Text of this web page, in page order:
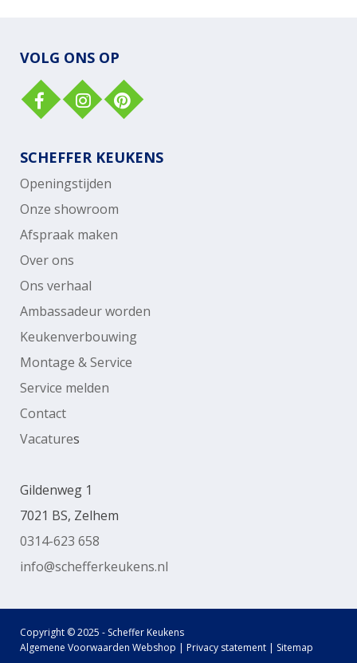
VOLG ONS OP
SCHEFFER KEUKENS
Openingstijden
Onze showroom
Afspraak maken
Over ons
Ons verhaal
Ambassadeur worden
Keukenverbouwing
Montage & Service
Service melden
Contact
Vacatures
Gildenweg 1
7021 BS, Zelhem
0314-623 658
info@schefferkeukens.nl
Copyright © 2025 - Scheffer Keukens
Algemene Voorwaarden Webshop | Privacy statement | Sitemap